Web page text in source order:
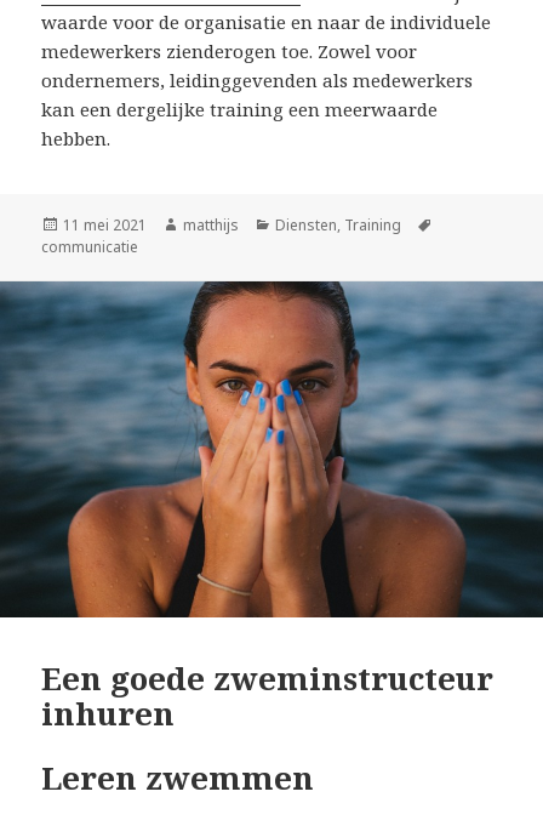
waarde voor de organisatie en naar de individuele
medewerkers zienderogen toe. Zowel voor
ondernemers, leidinggevenden als medewerkers
kan een dergelijke training een meerwaarde
hebben.
Geplaatst
op
11 mei 2021 Auteur
matthijs Categorieën
Diensten, Training
communicatie
Een goede zweminstructeur
inhuren
Leren zwemmen